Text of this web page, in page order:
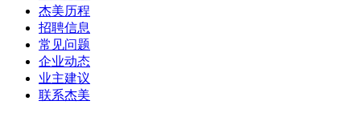
杰美历程
招聘信息
常见问题
企业动态
业主建议
联系杰美